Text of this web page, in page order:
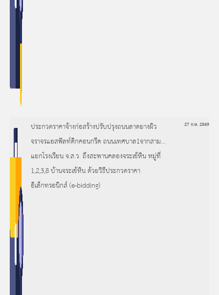
ประกวดราคาจ้างก่อสร้างปรับปรุงถนนลาดยางผิว
จราจรแอสฟัลท์ติกคอนกรีต ถนนเทศบาล1จากสาม
แยกโรงเรียน จ.ส.ว. ถึงสะพานคลองจระเข้หิน หมู่ที่
1,2,3,8 บ้านจระเข้หิน ด้วยวิธีประกวดราคา
อิเล็กทรอนิกส์ (e-bidding)
27 ก.พ. 2569